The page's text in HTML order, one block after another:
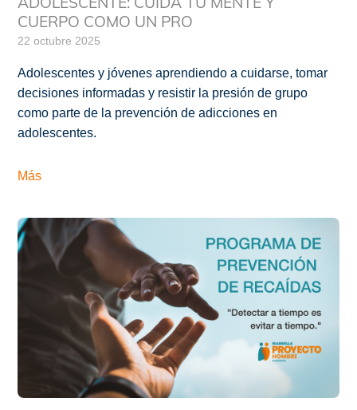
CUERPO COMO UN PRO
22 octubre 2025
Adolescentes y jóvenes aprendiendo a cuidarse, tomar
decisiones informadas y resistir la presión de grupo
como parte de la prevención de adicciones en
adolescentes.
Más